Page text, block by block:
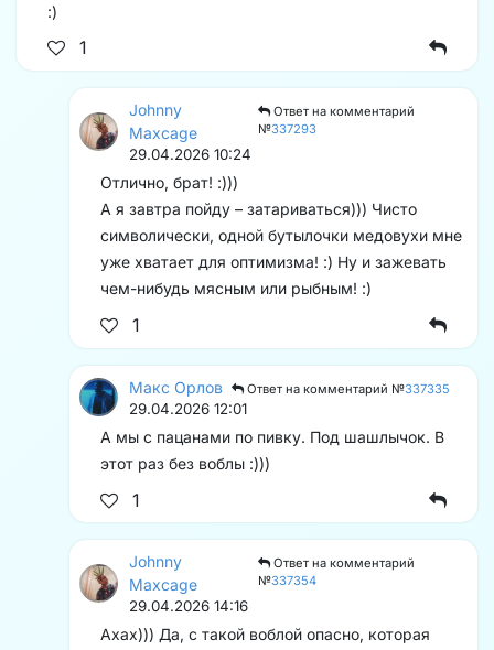
:)
1
Johnny
Maxcage
Ответ на комментарий
№337293
29.04.2026 10:24
Отлично, брат! :)))
А я завтра пойду – затариваться))) Чисто
символически, одной бутылочки медовухи мне
уже хватает для оптимизма! :) Ну и зажевать
чем-нибудь мясным или рыбным! :)
1
Макс Орлов Ответ на комментарий №337335
29.04.2026 12:01
А мы с пацанами по пивку. Под шашлычок. В
этот раз без воблы :)))
1
Johnny
Maxcage
Ответ на комментарий
№337354
29.04.2026 14:16
Ахах))) Да, с такой воблой опасно, которая